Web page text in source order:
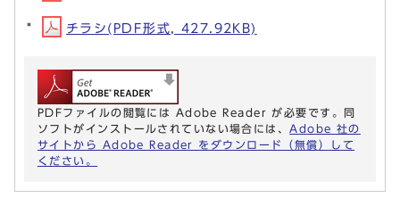
チラシ(PDF形式, 427.92KB)
PDFファイルの閲覧には Adobe Reader が必要です。同
ソフトがインストールされていない場合には、 Adobe 社の
サイトから Adobe Reader をダウンロード（無償）して
ください。